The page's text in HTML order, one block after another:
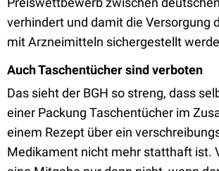
verhindert und damit die Versorgung
mit Arzneimitteln sichergestellt
Auch Taschentücher sind verboten
Das sieht der BGH so streng, dass
einer Packung Taschentücher im
einem Rezept über ein
Medikament nicht mehr statthaft ist.